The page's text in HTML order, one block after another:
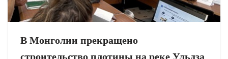
В Монголии прекращено
строительство плотины на реке Ульдза